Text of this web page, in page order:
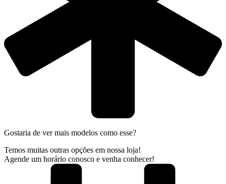
Gostaria de ver mais modelos como esse?
Temos muitas outras opções em nossa loja!
Agende um horário conosco e venha conhecer!